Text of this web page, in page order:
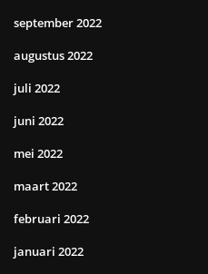
september 2022
augustus 2022
juli 2022
juni 2022
mei 2022
maart 2022
februari 2022
januari 2022